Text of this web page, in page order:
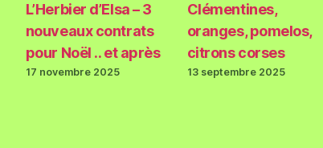
L’Herbier d’Elsa – 3
nouveaux contrats
pour Noël .. et après
17 novembre 2025
Clémentines,
oranges, pomelos,
citrons corses
13 septembre 2025